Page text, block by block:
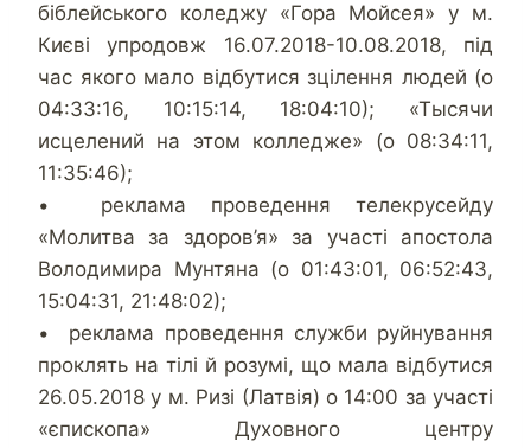
біблейського коледжу «Гора Мойсея» у м.
Києві упродовж 16.07.2018-10.08.2018, під
час якого мало відбутися зцілення людей (о
04:33:16, 10:15:14, 18:04:10); «Тысячи
исцелений на этом колледже» (о 08:34:11,
11:35:46);
• реклама проведення телекрусейду
«Молитва за здоров’я» за участі апостола
Володимира Мунтяна (о 01:43:01, 06:52:43,
15:04:31, 21:48:02);
• реклама проведення служби руйнування
проклять на тілі й розумі, що мала відбутися
26.05.2018 у м. Ризі (Латвія) о 14:00 за участі
«єпископа» Духовного центру